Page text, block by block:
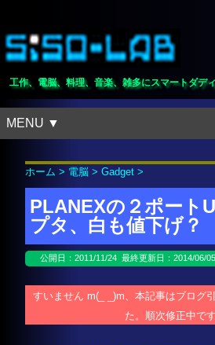
工作、電脳、料理、音楽、雑多にスマートダデ
MENU ▼
ホーム > 電脳 >Gadget >
PLANEXの２ポート
プタ、白も値下げ？
公開日：2011/11/24 最終更新日：2014/06/05
すいません m(_ _)m、本記事はブログ
た。順次修正中です